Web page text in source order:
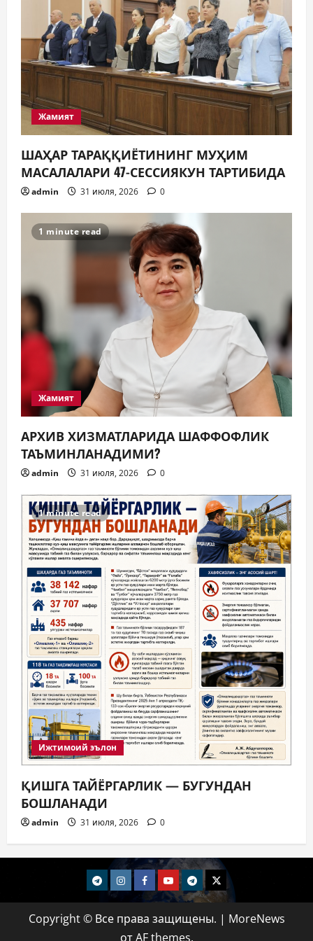
5
Таълим
ЯНГИ ЎЗБЕКИСТОН БОЛАЛАРИ
КИТОБ ЎҚИЯПТИ(МИ)?
30 июля, 2026 0
Жамият
ШАҲАР ТАРАҚҚИЁТИНИНГ МУҲИМ
МАСАЛАЛАРИ 47-СЕССИЯКУН ТАРТИБИДА
admin 31 июля, 2026 0
1 minute read
Жамият
АРХИВ ХИЗМАТЛАРИДА ШАФФОФЛИК
ТАЪМИНЛАНАДИМИ?
admin 31 июля, 2026 0
1 minute read
Ижтимоий эълон
ҚИШГА ТАЙЁРГАРЛИК — БУГУНДАН
БОШЛАНАДИ
admin 31 июля, 2026 0
telegramInstagramFacebook
Youtubetelegram+
Twitter
Copyright © Все права защищены. | MoreNews
от AF themes.